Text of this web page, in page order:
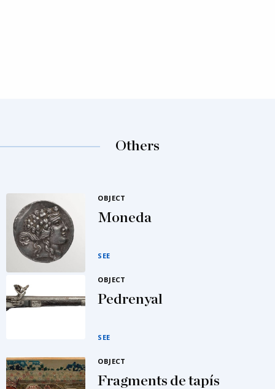
Others
OBJECT
Moneda
SEE
OBJECT
Pedrenyal
SEE
OBJECT
Fragments de tapís